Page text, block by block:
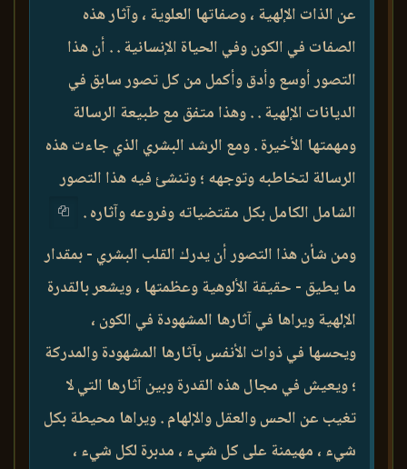
عن الذات الإلهية ، وصفاتها العلوية ، وآثار هذه
الصفات في الكون وفي الحياة الإنسانية . . أن هذا
التصور أوسع وأدق وأكمل من كل تصور سابق في
الديانات الإلهية . . وهذا متفق مع طبيعة الرسالة
ومهمتها الأخيرة . ومع الرشد البشري الذي جاءت هذه
الرسالة لتخاطبه وتوجهه ؛ وتنشئ فيه هذا التصور
الشامل الكامل بكل مقتضياته وفروعه وآثاره .
ومن شأن هذا التصور أن يدرك القلب البشري - بمقدار
ما يطيق - حقيقة الألوهية وعظمتها ، ويشعر بالقدرة
الإلهية ويراها في آثارها المشهودة في الكون ،
ويحسها في ذوات الأنفس بآثارها المشهودة والمدركة
؛ ويعيش في مجال هذه القدرة وبين آثارها التي لا
تغيب عن الحس والعقل والإلهام . ويراها محيطة بكل
شيء ، مهيمنة على كل شيء ، مدبرة لكل شيء ،